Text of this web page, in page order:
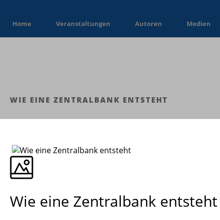
Home Veranstaltungen Autoren Medien
WIE EINE ZENTRALBANK ENTSTEHT
Wie eine Zentralbank entsteht